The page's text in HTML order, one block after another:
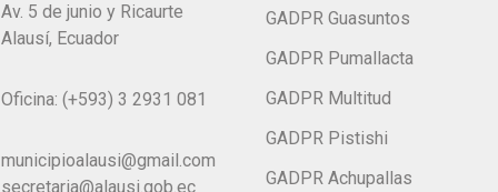
Av. 5 de junio y Ricaurte
Alausí, Ecuador
Oficina: (+593) 3 2931 081
municipioalausi@gmail.com
secretaria@alausi.gob.ec
GADPR Guasuntos
GADPR Pumallacta
GADPR Multitud
GADPR Pistishi
GADPR Achupallas